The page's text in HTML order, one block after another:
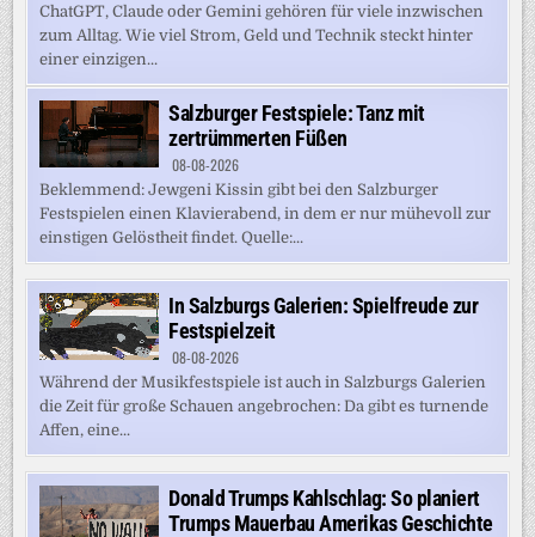
ChatGPT, Claude oder Gemini gehören für viele inzwischen
zum Alltag. Wie viel Strom, Geld und Technik steckt hinter
einer einzigen...
Salzburger Festspiele: Tanz mit
zertrümmerten Füßen
08-08-2026
Beklemmend: Jewgeni Kissin gibt bei den Salzburger
Festspielen einen Klavierabend, in dem er nur mühevoll zur
einstigen Gelöstheit findet. Quelle:...
In Salzburgs Galerien: Spielfreude zur
Festspielzeit
08-08-2026
Während der Musikfestspiele ist auch in Salzburgs Galerien
die Zeit für große Schauen angebrochen: Da gibt es turnende
Affen, eine...
Donald Trumps Kahlschlag: So planiert
Trumps Mauerbau Amerikas Geschichte